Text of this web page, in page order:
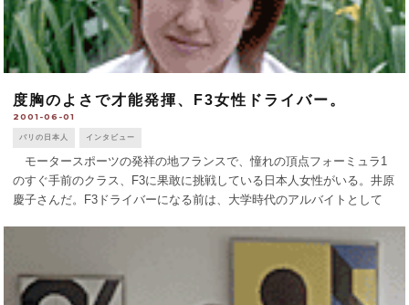
度胸のよさで才能発揮、F3女性ドライバー。
2001-06-01
パリの日本人 インタビュー
モータースポーツの発祥の地フランスで、憧れの頂点フォーミュラ1
のすぐ手前のクラス、F3に果敢に挑戦している日本人女性がいる。井原
慶子さんだ。F3ドライバーになる前は、大学時代のアルバイトとして